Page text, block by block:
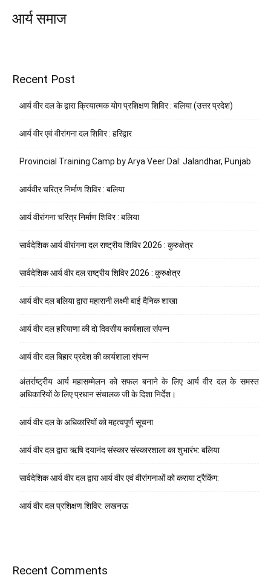
आर्य समाज
Recent Post
आर्य वीर दल के द्वारा क्रियात्मक योग प्रशिक्षण शिविर : बलिया (उत्तर प्रदेश)
आर्य वीर एवं वीरांगना दल शिविर : हरिद्वार
Provincial Training Camp by Arya Veer Dal: Jalandhar, Punjab
आर्यवीर चरित्र निर्माण शिविर : बलिया
आर्य वीरांगना चरित्र निर्माण शिविर : बलिया
सार्वदेशिक आर्य वीरांगना दल राष्ट्रीय शिविर 2026 : कुरुक्षेत्र
सार्वदेशिक आर्य वीर दल राष्ट्रीय शिविर 2026 : कुरुक्षेत्र
आर्य वीर दल बलिया द्वारा महारानी लक्ष्मी बाई दैनिक शाखा
आर्य वीर दल हरियाणा की दो दिवसीय कार्यशाला संपन्न
आर्य वीर दल बिहार प्रदेश की कार्यशाला संपन्न
अंतर्राष्ट्रीय आर्य महासम्मेलन को सफल बनाने के लिए आर्य वीर दल के समस्त
अधिकारियों के लिए प्रधान संचालक जी के दिशा निर्देश।
आर्य वीर दल के अधिकारियों को महत्वपूर्ण सूचना
आर्य वीर दल द्वारा ऋषि दयानंद संस्कार संस्कारशाला का शुभारंभ: बलिया
सार्वदेशिक आर्य वीर दल द्वारा आर्य वीर एवं वीरांगनाओं को कराया ट्रैकिंग:
आर्य वीर दल प्रशिक्षण शिविर: लखनऊ
Recent Comments